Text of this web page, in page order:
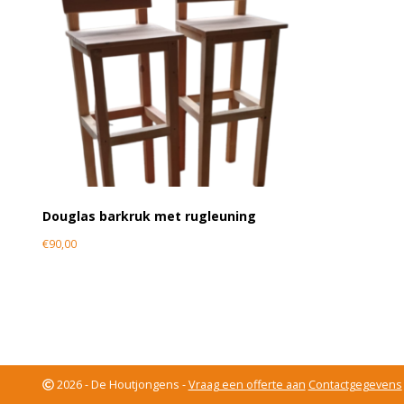
Douglas barkruk met rugleuning
€90,00
2026 - De Houtjongens -Vraag een offerte aan Contactgegevens